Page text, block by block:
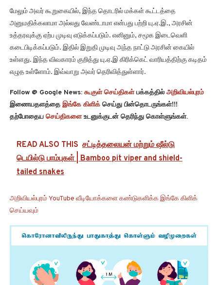
மேலும் அவர் கூறுகையில், இந்த தொடரில் மக்கள் கூட்டத்தை
அனுமதிக்கலாமா அல்லது வேண்டாமா என்பது பற்றி யு.ஏ.இ., அரசின்
உத்தரவுக்கு ஏற்ப முடிவு எடுக்கப்படும். எனினும், சமூக இடைவெளி
கடைபிடிக்கப்படும். இதில் இறுதி முடிவு அந்த நாட்டு அரசின் கையில்
உள்ளது. இந்த விவகாரம் குறித்து யு.ஏ.இ கிரிக்கெட் வாரியத்திற்கு கடிதம்
எழுத உள்ளோம். இவ்வாறு அவர் தெரிவித்துள்ளார்.
Follow @ Google News: கூகுள் செய்திகள்பக்கத்தில் அறிவியல்புரம்
இணையதளத்தை இங்கே கிளிக் செய்து பின்தொடருங்கள்!!!
தற்போதைய செய்திகளைஉடனுக்குடன் தெரிந்து கொள்ளுங்கள்.
READ ALSO THIS சட்டித்தலையன் மற்றும் ஷீல்டு
டெயில்டு பாம்புகள் | Bamboo pit viper and shield-
tailed snakes
அறிவியல்புரம் YouTube வீடியோக்களை கண்டுகளிக்க இங்கே கிளிக்
செய்யவும்